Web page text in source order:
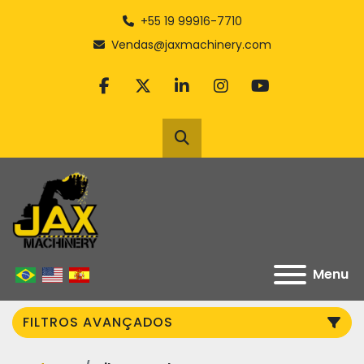
+55 19 99916-7710
Vendas@jaxmachinery.com
facebook
twitterlinkedininstagram
youtube
Pesquisar
Menu
FILTROS AVANÇADOS